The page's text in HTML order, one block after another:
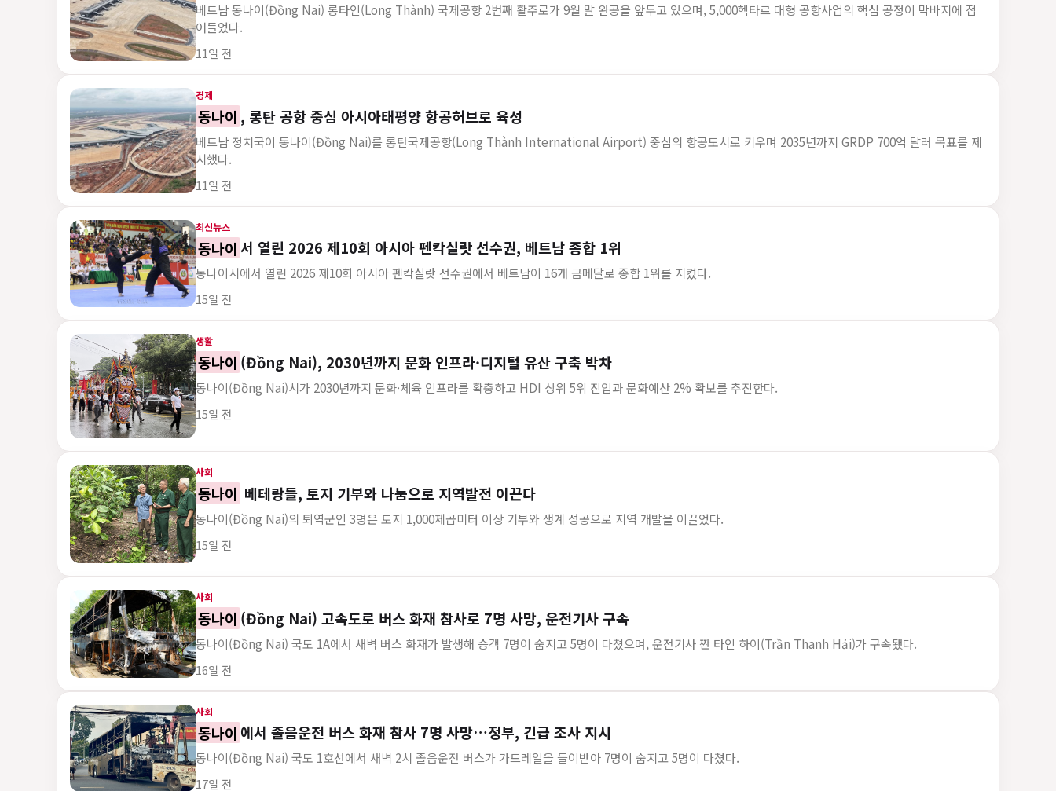
베트남 동나이(Đồng Nai) 롱타인(Long Thành) 국제공항 2번째 활주로가 9월 말 완공을 앞두고 있으며, 5,000헥타르 대형 공항사업의 핵심 공정이 막바지에 접
어들었다.
게시 시각
11일 전
경제
동나이 , 롱탄 공항 중심 아시아태평양 항공허브로 육성
베트남 정치국이 동나이(Đồng Nai)를 롱탄국제공항(Long Thành International Airport) 중심의 항공도시로 키우며 2035년까지 GRDP 700억 달러 목표를 제
시했다.
게시 시각
11일 전
최신뉴스
동나이 서 열린 2026 제10회 아시아 펜칵실랏 선수권, 베트남 종합 1위
동나이시에서 열린 2026 제10회 아시아 펜칵실랏 선수권에서 베트남이 16개 금메달로 종합 1위를 지켰다.
게시 시각
15일 전
생활
동나이 (Đồng Nai), 2030년까지 문화 인프라·디지털 유산 구축 박차
동나이(Đồng Nai)시가 2030년까지 문화·체육 인프라를 확충하고 HDI 상위 5위 진입과 문화예산 2% 확보를 추진한다.
게시 시각
15일 전
사회
동나이 베테랑들, 토지 기부와 나눔으로 지역발전 이끈다
동나이(Đồng Nai)의 퇴역군인 3명은 토지 1,000제곱미터 이상 기부와 생계 성공으로 지역 개발을 이끌었다.
게시 시각
15일 전
사회
동나이 (Đồng Nai) 고속도로 버스 화재 참사로 7명 사망, 운전기사 구속
동나이(Đồng Nai) 국도 1A에서 새벽 버스 화재가 발생해 승객 7명이 숨지고 5명이 다쳤으며, 운전기사 짠 타인 하이(Trần Thanh Hải)가 구속됐다.
게시 시각
16일 전
사회
동나이 에서 졸음운전 버스 화재 참사 7명 사망…정부, 긴급 조사 지시
동나이(Đồng Nai) 국도 1호선에서 새벽 2시 졸음운전 버스가 가드레일을 들이받아 7명이 숨지고 5명이 다쳤다.
게시 시각
17일 전